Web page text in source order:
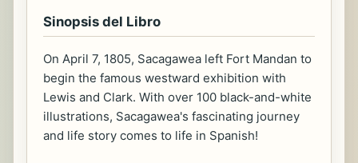
Sinopsis del Libro
On April 7, 1805, Sacagawea left Fort Mandan to
begin the famous westward exhibition with
Lewis and Clark. With over 100 black-and-white
illustrations, Sacagawea's fascinating journey
and life story comes to life in Spanish!